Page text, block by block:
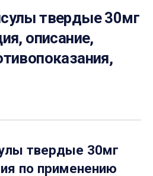
твердые 30мг
описание,
твердые 30мг
по применению